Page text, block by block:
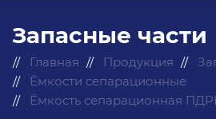
Запасные части
Главная Продукция
Ёмкости сепарационные
Ёмкость сепарационная